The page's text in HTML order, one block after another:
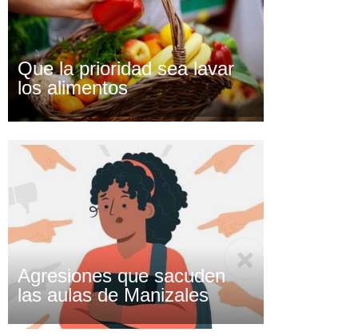
Que la prioridad sea lavar
los alimentos
Agresiones que sacuden
las aulas de Manizales